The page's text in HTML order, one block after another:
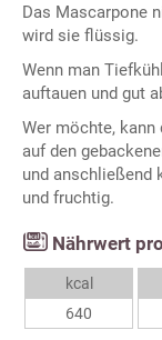
Das Mascarpone
wird sie flüssig.
Wenn man
auftauen und gut
Wer möchte,
auf den
und anschließend
und fruchtig.
Nährwert
kcal
640